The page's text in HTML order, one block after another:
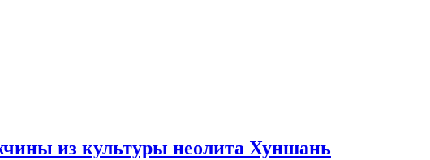
из культуры неолита Хуншань